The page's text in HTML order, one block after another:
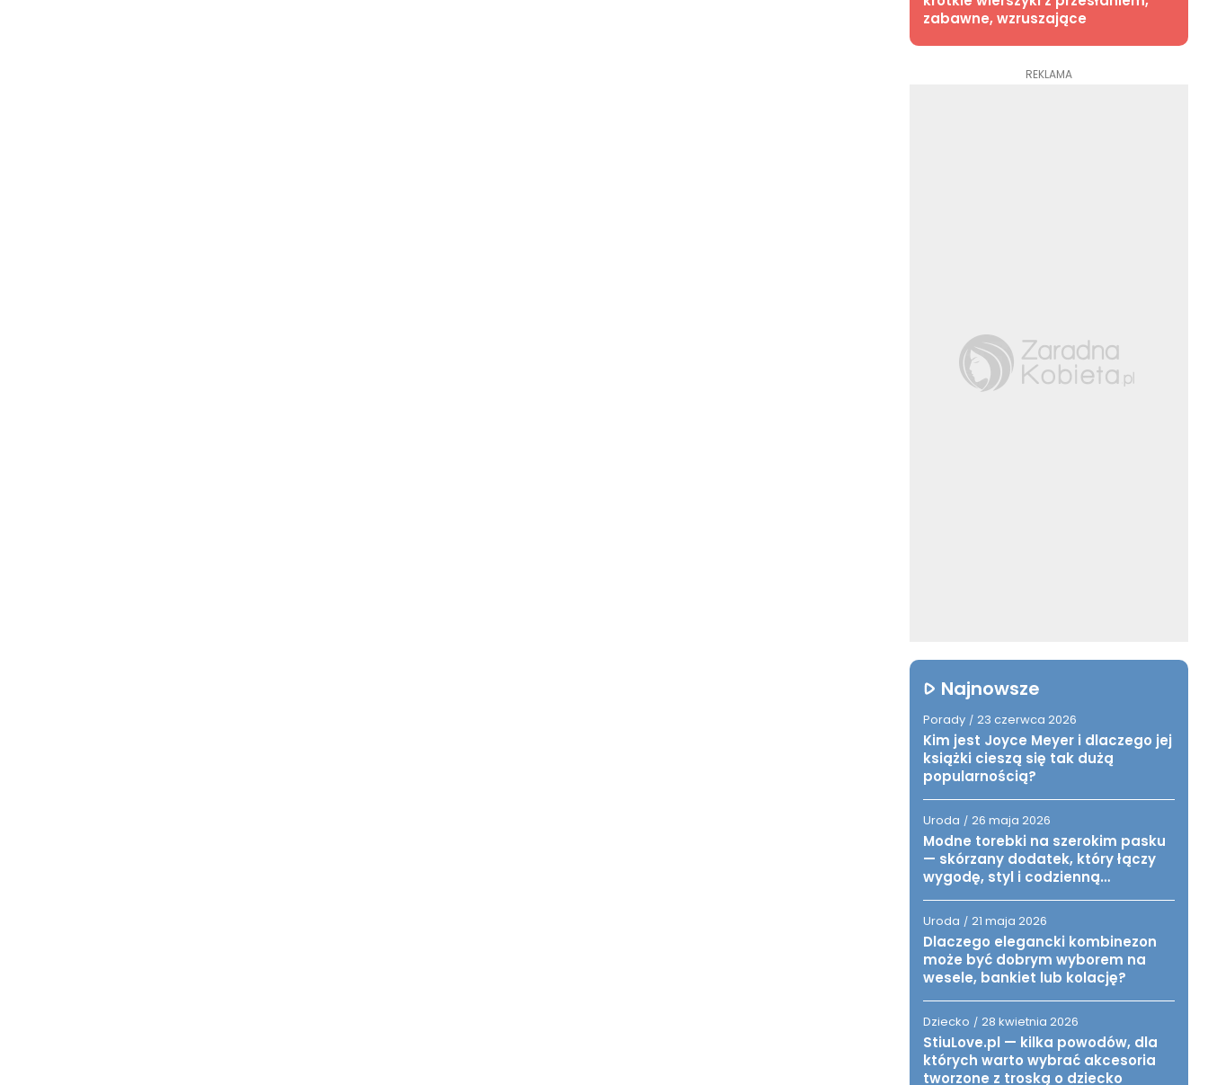
zabawne, wzruszające
REKLAMA
Najnowsze
Porady / 23 czerwca 2026
Kim jest Joyce Meyer i dlaczego jej
książki cieszą się tak dużą
popularnością?
Uroda / 26 maja 2026
Modne torebki na szerokim pasku
— skórzany dodatek, który łączy
wygodę, styl i codzienną
Uroda / 21 maja 2026
Dlaczego elegancki kombinezon
może być dobrym wyborem na
wesele, bankiet lub kolację?
Dziecko / 28 kwietnia 2026
StiuLove.pl — kilka powodów, dla
których warto wybrać akcesoria
tworzone z troską o dziecko